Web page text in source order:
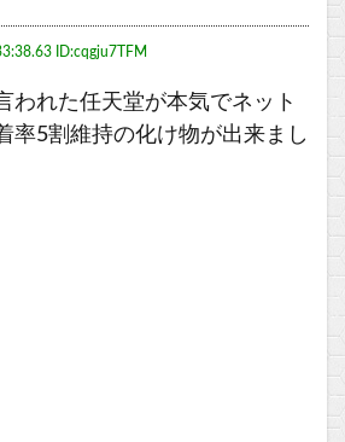
ID:cqgju7TFM
われた任天堂が本気でネット
率5割維持の化け物が出来まし